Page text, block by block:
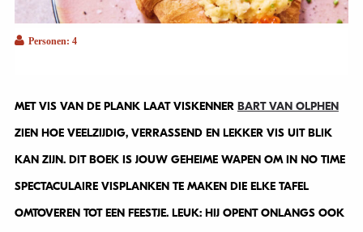
Personen: 4
MET VIS VAN DE PLANK LAAT VISKENNER BART VAN OLPHEN
ZIEN HOE VEELZIJDIG, VERRASSEND EN LEKKER VIS UIT BLIK
KAN ZIJN. DIT BOEK IS JOUW GEHEIME WAPEN OM IN NO TIME
SPECTACULAIRE VISPLANKEN TE MAKEN DIE ELKE TAFEL
OMTOVEREN TOT EEN FEESTJE. LEUK: HIJ OPENT ONLANGS OOK